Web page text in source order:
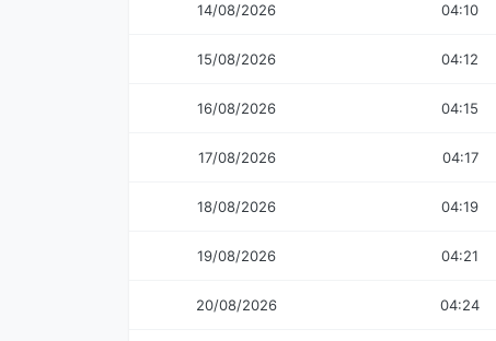
14/08/2026 04:10
15/08/2026 04:12
16/08/2026 04:15
17/08/2026 04:17
18/08/2026 04:19
19/08/2026 04:21
20/08/2026 04:24